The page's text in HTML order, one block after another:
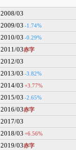
2008/03
2009/03 -1.74%
2010/03 -0.29%
2011/03赤字
2012/03
2013/03 -3.82%
2014/03 +3.77%
2015/03 -2.65%
2016/03赤字
2017/03
2018/03 +6.56%
2019/03赤字